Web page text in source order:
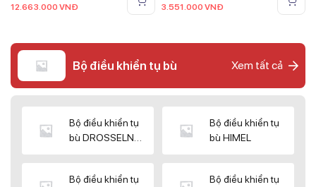
12.663.000 VNĐ
3.551.000 VNĐ
Bộ điều khiển tụ bù Xem tất cả
Bộ điều khiển tụ
bù DROSSELN
Bộ điều khiển tụ
bù HIMEL
Bộ điều khiển tụ
Bộ điều khiển tụ